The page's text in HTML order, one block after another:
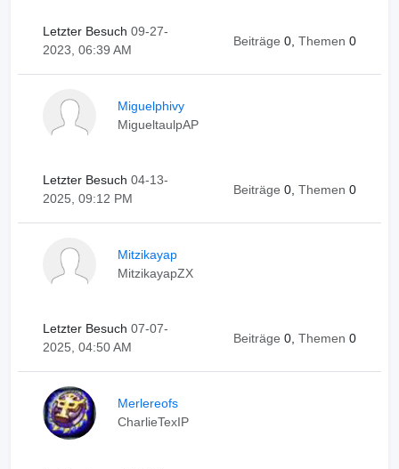
Letzter Besuch 09-27-
2023, 06:39 AM
Beiträge 0, Themen 0
Miguelphivy
MigueltaulpAP
Letzter Besuch 04-13-
2025, 09:12 PM
Beiträge 0, Themen 0
Mitzikayap
MitzikayapZX
Letzter Besuch 07-07-
2025, 04:50 AM
Beiträge 0, Themen 0
Merlereofs
CharlieTexIP